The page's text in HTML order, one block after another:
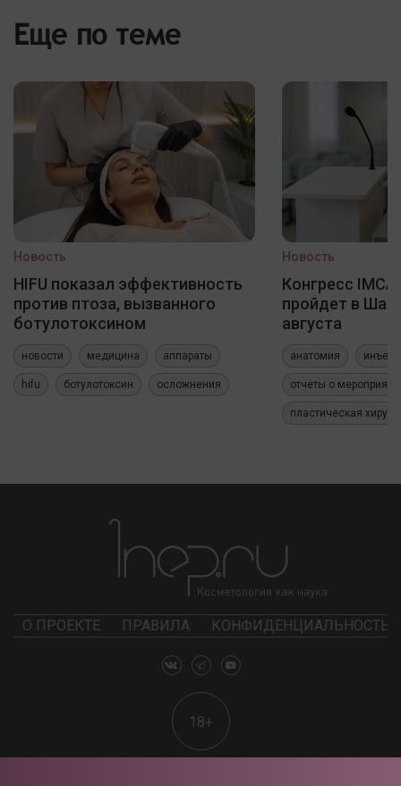
Еще по теме
Новость
HIFU показал эффективность
против птоза, вызванного
ботулотоксином
новости медицина аппараты
hifu ботулотоксин осложнения
Новость
Конгресс
пройдет в
августа
анатомия
отчеты о
пластическая
О ПРОЕКТЕ ПРАВИЛА КОНФИДЕНЦИАЛЬНОСТЬ
18+